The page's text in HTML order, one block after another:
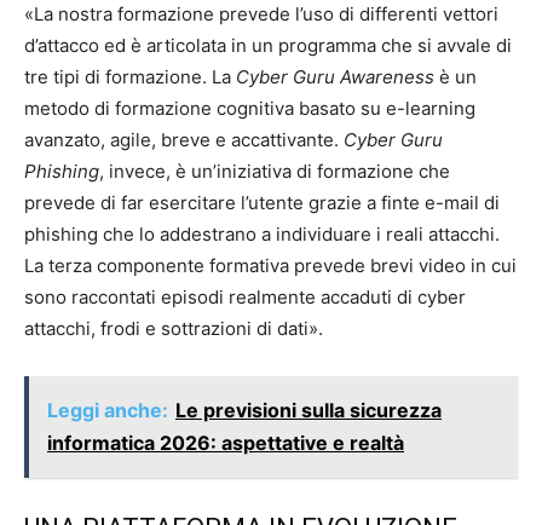
«La nostra formazione prevede l’uso di differenti vettori
d’attacco ed è articolata in un programma che si avvale di
tre tipi di formazione. La Cyber Guru Awareness è un
metodo di formazione cognitiva basato su e-learning
avanzato, agile, breve e accattivante. Cyber Guru
Phishing, invece, è un’iniziativa di formazione che
prevede di far esercitare l’utente grazie a finte e-mail di
phishing che lo addestrano a individuare i reali attacchi.
La terza componente formativa prevede brevi video in cui
sono raccontati episodi realmente accaduti di cyber
attacchi, frodi e sottrazioni di dati».
Leggi anche: Le previsioni sulla sicurezza
informatica 2026: aspettative e realtà